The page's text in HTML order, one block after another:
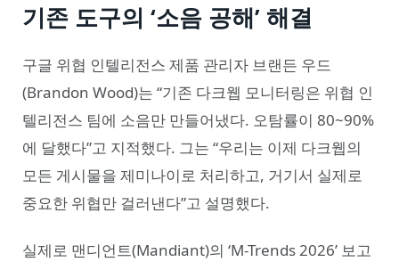
기존 도구의 ‘소음 공해’ 해결
구글 위협 인텔리전스 제품 관리자 브랜든 우드
(Brandon Wood)는 “기존 다크웹 모니터링은 위협 인
텔리전스 팀에 소음만 만들어냈다. 오탐률이 80~90%
에 달했다”고 지적했다. 그는 “우리는 이제 다크웹의
모든 게시물을 제미나이로 처리하고, 거기서 실제로
중요한 위협만 걸러낸다”고 설명했다.
실제로 맨디언트(Mandiant)의 ‘M-Trends 2026’ 보고